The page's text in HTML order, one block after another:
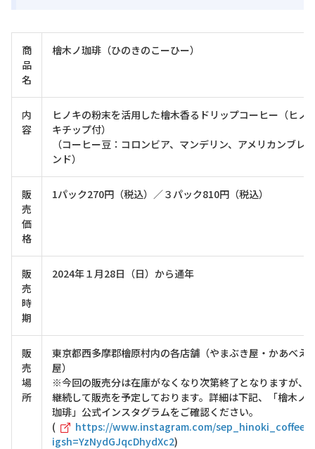
商
品
名
檜木ノ珈琲（ひのきのこーひー）
内
容
ヒノキの粉末を活用した檜木香るドリップコーヒー（ヒノ
キチップ付）
（コーヒー豆：コロンビア、マンデリン、アメリカンブレ
ンド）
販
売
価
格
1パック270円（税込）／３パック810円（税込）
販
売
時
期
2024年１月28日（日）から通年
販
売
場
所
東京都西多摩郡檜原村内の各店舗（やまぶき屋・かあべえ
屋）
※今回の販売分は在庫がなくなり次第終了となりますが、
継続して販売を予定しております。詳細は下記、「檜木ノ
珈琲」公式インスタグラムをご確認ください。
(
https://www.instagram.com/sep_hinoki_coffee?
igsh=YzNydGJqcDhydXc2)